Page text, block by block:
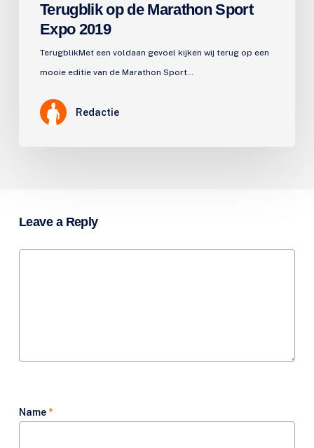
Terugblik op de Marathon Sport
Expo 2019
TerugblikMet een voldaan gevoel kijken wij terug op een
mooie editie van de Marathon Sport…
Redactie
Leave a Reply
Name *